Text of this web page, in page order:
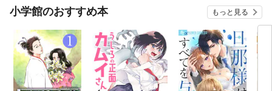
小学館のおすすめ本 もっと見る